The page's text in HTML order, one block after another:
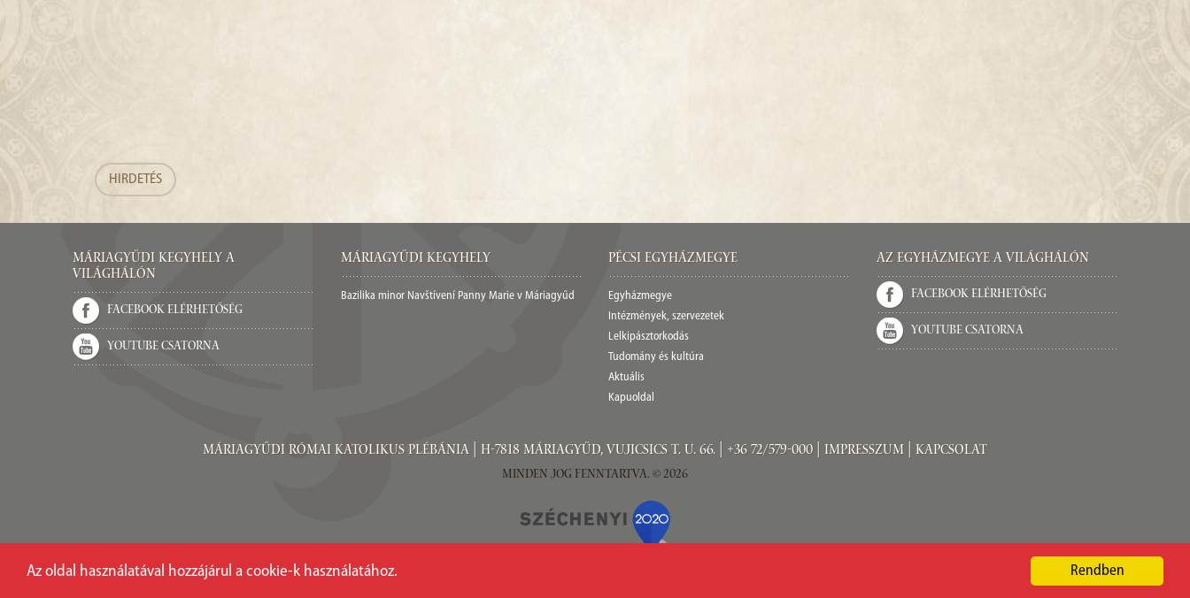
Rendben
Az oldal használatával hozzájárul a cookie-k használatához.
HIRDETÉS
Máriagyűdi Kegyhely a
világhálón
Facebook elérhetőség
Youtube csatorna
Máriagyűdi Kegyhely
Bazilika minor Navštívení Panny Marie v Máriagyűd
Pécsi egyházmegye
Egyházmegye
Intézmények, szervezetek
Lelkipásztorkodás
Tudomány és kultúra
Aktuális
Kapuoldal
Az Egyházmegye a világhálón
Facebook elérhetőség
Youtube csatorna
Máriagyűdi Római Katolikus Plébánia | H-7818 Máriagyűd, Vujicsics T. u. 66. | +36 72/579-000 | Impresszum Kapcsolat
Minden jog fenntartva. © 2026